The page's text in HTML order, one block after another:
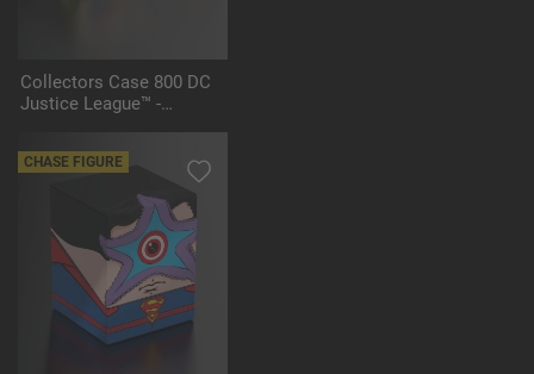
Collectors Case 800 DC
Justice League™ -
CHASE FIGURE